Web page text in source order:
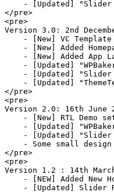
- [Updated]
</pre>
<pre>
Version 3.0: 2nd
- [New] VC
- [New] Added
- [New] Added App
- [Updated]
- [Updated]
- [Updated]
</pre>
<pre>
Version 2.0: 16th June
- [New] RTL Demo
- [Updated]
- [Updated]
- Some small design
</pre>
<pre>
Version 1.2 : 14th
- [NEW] Added New
- [Updated] Slider